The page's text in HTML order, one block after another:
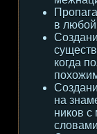
в
когда
на
ников